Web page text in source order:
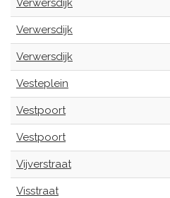
Verwersdijk
Verwersdijk
Verwersdijk
Vesteplein
Vestpoort
Vestpoort
Vijverstraat
Visstraat